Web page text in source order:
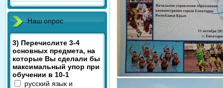
Наш опрос
3) Перечислите 3-4
основных предмета, на
которые Вы сделали бы
максимальный упор при
обучении в 10-1
русский язык и